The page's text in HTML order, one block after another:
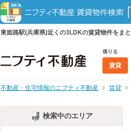
東姫路駅(兵庫県)近くの3LDKの賃貸物件をま
借りる
賃貸
不動産・住宅情報のニフティ不動産 賃貸
検索中のエリア